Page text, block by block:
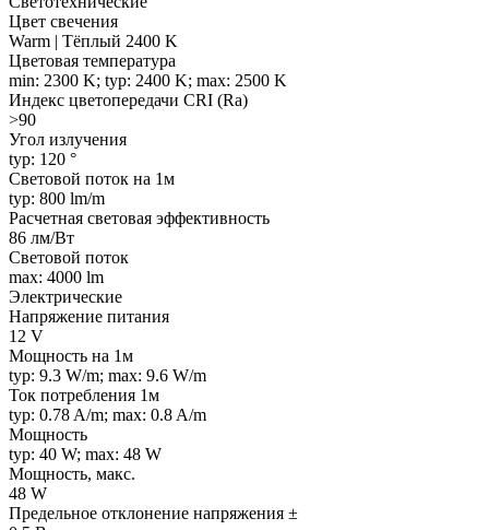
Цвет свечения
Warm | Тёплый 2400 K
Цветовая температура
min: 2300 K; typ: 2400 K; max: 2500 K
Индекс цветопередачи CRI (Ra)
>90
Угол излучения
typ: 120 °
Световой поток на 1м
typ: 800 lm/m
Расчетная световая эффективность
86 лм/Вт
Световой поток
max: 4000 lm
Электрические
Напряжение питания
12 V
Мощность на 1м
typ: 9.3 W/m; max: 9.6 W/m
Ток потребления 1м
typ: 0.78 A/m; max: 0.8 A/m
Мощность
typ: 40 W; max: 48 W
Мощность, макс.
48 W
Предельное отклонение напряжения ±